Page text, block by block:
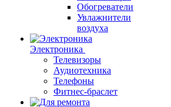
Обогреватели
Увлажнители
воздуха
Электроника
Телевизоры
Аудиотехника
Телефоны
Фитнес-браслет